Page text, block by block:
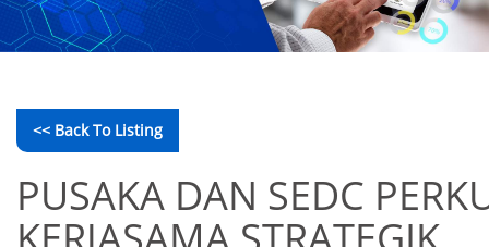
<< Back To Listing
PUSAKA DAN SEDC